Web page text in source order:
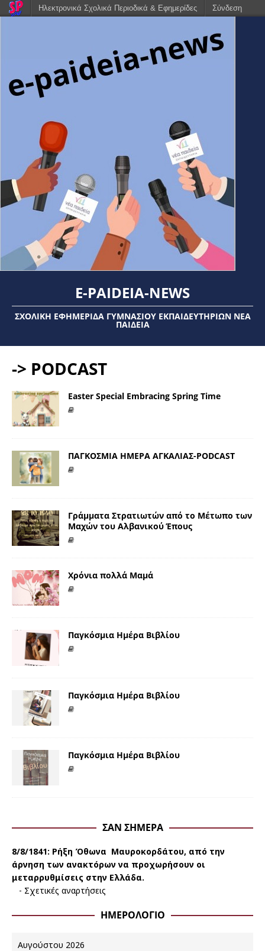
E-PAIDEIA-NEWS
ΣΧΟΛΙΚΉ ΕΦΗΜΕΡΊΔΑ ΓΥΜΝΑΣΊΟΥ ΕΚΠΑΙΔΕΥΤΗΡΊΩΝ ΝΈΑ
ΠΑΙΔΕΊΑ
-> PODCAST
Εaster Special Embracing Spring Time
ΠΑΓΚΟΣΜΙΑ ΗΜΕΡΑ ΑΓΚΑΛΙΑΣ-PODCAST
Γράμματα Στρατιωτών από το Μέτωπο των
Μαχών του Αλβανικού Έπους
Χρόνια πολλά Μαμά
Παγκόσμια Ημέρα Βιβλίου
Παγκόσμια Ημέρα Βιβλίου
Παγκόσμια Ημέρα Βιβλίου
ΣΑΝ ΣΉΜΕΡΑ
8/8/1841: Ρήξη Όθωνα  Μαυροκορδάτου, από την
άρνηση των ανακτόρων να προχωρήσουν οι
μεταρρυθμίσεις στην Ελλάδα.
- Σχετικές αναρτήσεις
ΗΜΕΡΟΛΌΓΙΟ
Αυγούστου 2026
Ηλεκτρονικά Σχολικά Περιοδικά & Εφημερίδες Σύνδεση